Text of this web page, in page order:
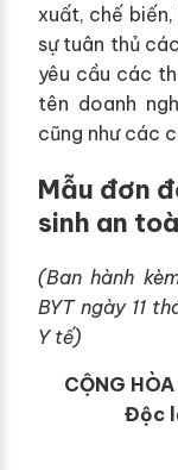
xuất, chế
sự tuân thủ
yêu cầu các
tên doanh
cũng như các
Mẫu đơn
sinh an
(Ban hành
BYT ngày 11
Y tế)
CỘNG
Độc